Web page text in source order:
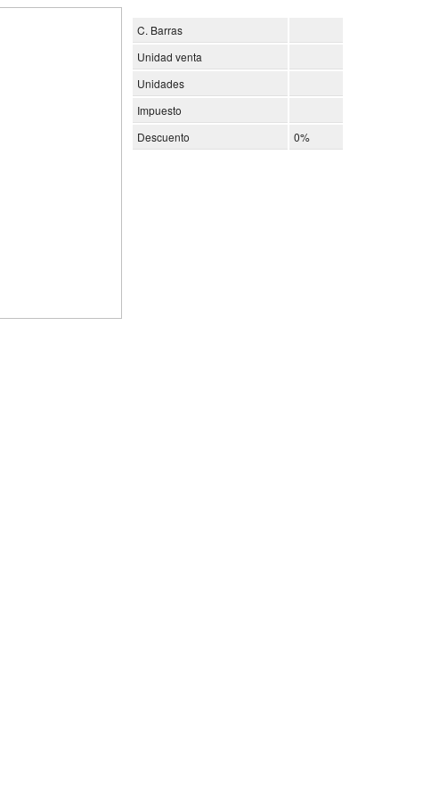
C. Barras
Unidad venta
Unidades
Impuesto
Descuento
0%